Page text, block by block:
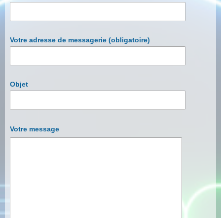
Votre adresse de messagerie (obligatoire)
Objet
Votre message